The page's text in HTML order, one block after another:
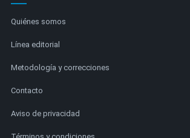
Quiénes somos
Línea editorial
Metodología y correcciones
Contacto
Aviso de privacidad